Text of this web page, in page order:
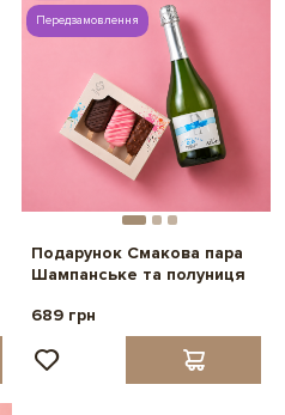
Передзамовлення
Подарунок Смакова пара
Шампанське та полуниця
689 грн